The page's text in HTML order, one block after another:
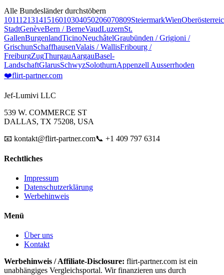
Alle Bundesländer durchstöbern
10111213141516010304050206070809SteiermarkWien
StadtGenèveBern / BerneVaudLuzernSt.
GallenBurgenlandTicinoNeuchâtelGraubünden / Grigioni /
GrischunSchaffhausenValais / WallisFribourg /
FreiburgZugThurgauAargauBasel-
LandschaftGlarusSchwyzSolothurnAppenzell Ausserrhoden
❤️flirt-partner.com
Jef-Lumivi LLC
539 W. COMMERCE ST
DALLAS, TX 75208, USA
📧 kontakt@flirt-partner.com📞 +1 409 797 6314
Rechtliches
Impressum
Datenschutzerklärung
Werbehinweis
Menü
Über uns
Kontakt
Werbehinweis / Affiliate-Disclosure: flirt-partner.com ist ein
unabhängiges Vergleichsportal. Wir finanzieren uns durch